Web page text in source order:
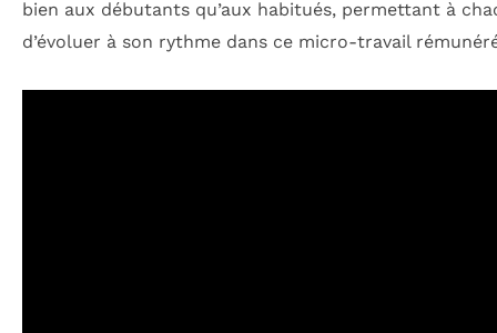
bien aux débutants qu’aux habitués, permettant à
d’évoluer à son rythme dans ce micro-travail